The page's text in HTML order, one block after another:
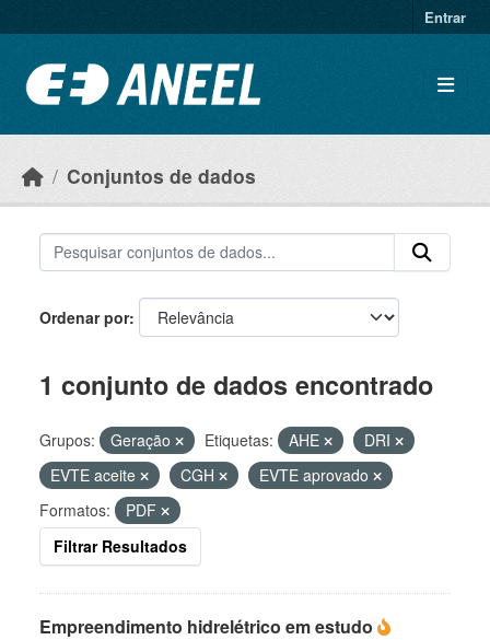
Entrar
Conjuntos de dados
Ordenar por
1 conjunto de dados encontrado
Grupos: Geração Etiquetas: AHE
DRI
EVTE aceite
CGH
EVTE aprovado
Formatos:
PDF
Filtrar Resultados
Empreendimento hidrelétrico em estudo